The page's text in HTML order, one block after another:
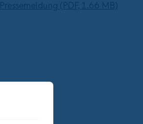
Pressemeldung (PDF, 1.66 MB)